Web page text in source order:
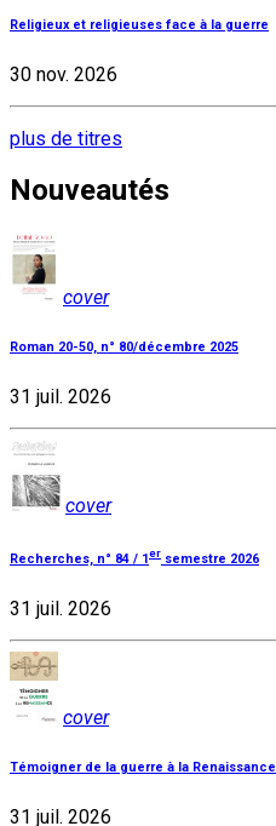
Religieux et religieuses face à la guerre
30 nov. 2026
plus de titres
Nouveautés
cover
Roman 20-50, n° 80/décembre 2025
31 juil. 2026
cover
Recherches, n° 84 / 1er semestre 2026
31 juil. 2026
cover
Témoigner de la guerre à la Renaissance
31 juil. 2026